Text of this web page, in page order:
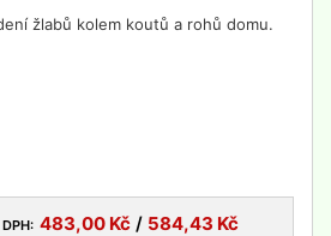
žlabů kolem koutů a rohů domu.
483,00 Kč / 584,43 Kč